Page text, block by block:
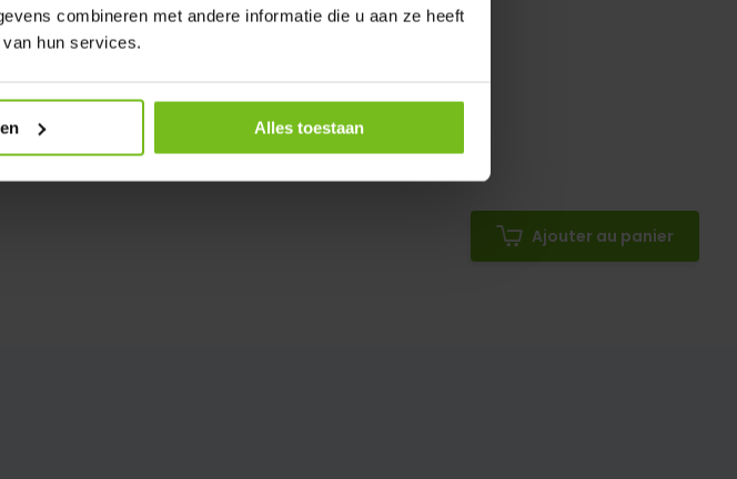
combineren met andere informatie die u aan ze heeft
hun services.
Alles toestaan
Ajouter au panier